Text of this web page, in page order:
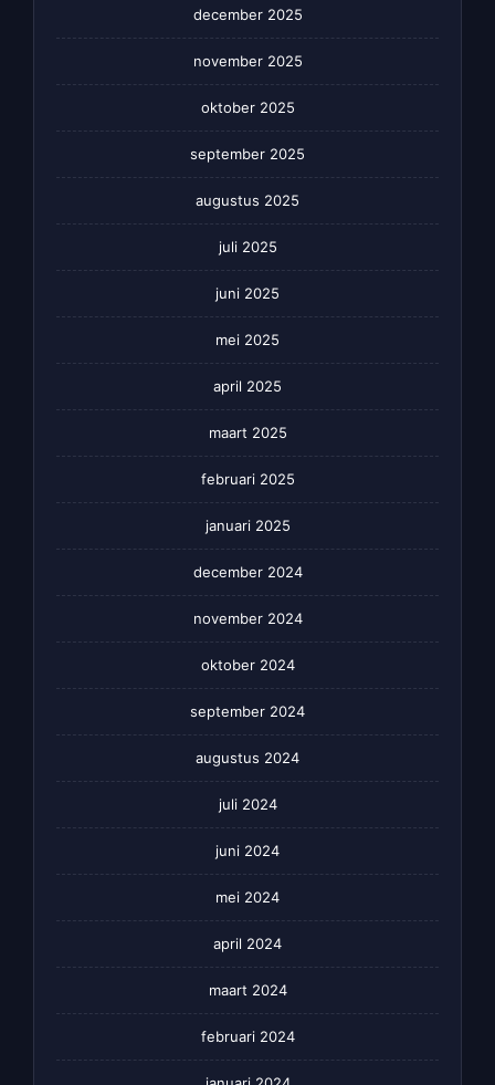
december 2025
november 2025
oktober 2025
september 2025
augustus 2025
juli 2025
juni 2025
mei 2025
april 2025
maart 2025
februari 2025
januari 2025
december 2024
november 2024
oktober 2024
september 2024
augustus 2024
juli 2024
juni 2024
mei 2024
april 2024
maart 2024
februari 2024